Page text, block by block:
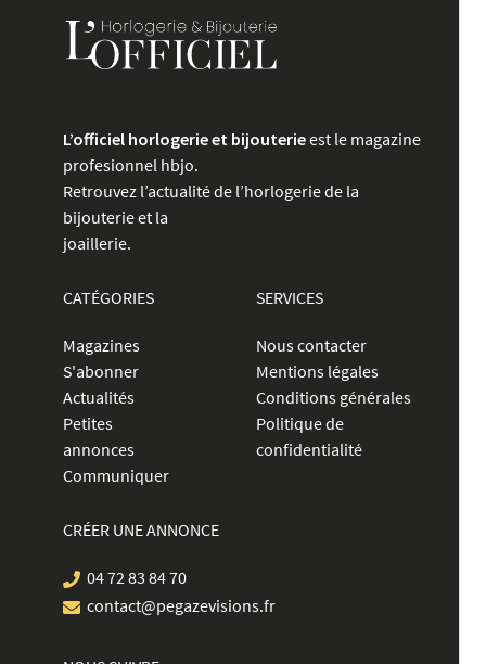
L’officiel horlogerie et bijouterieest le magazine
profesionnel hbjo.
Retrouvez l’actualité de l’horlogerie de la
bijouterie et la
joaillerie.
CATÉGORIES
Magazines
S'abonner
Actualités
Petites
annonces
Communiquer
SERVICES
Nous contacter
Mentions légales
Conditions générales
Politique de
confidentialité
CRÉER UNE ANNONCE
04 72 83 84 70
contact@pegazevisions.fr